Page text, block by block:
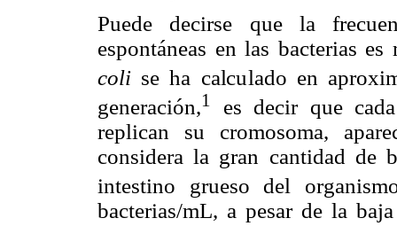
Puede decirse que la
espontáneas en las bacterias
coli se ha calculado en
generación,1
es decir que
replican su cromosoma,
considera la gran cantidad de
intestino grueso del
bacterias/mL, a pesar de la